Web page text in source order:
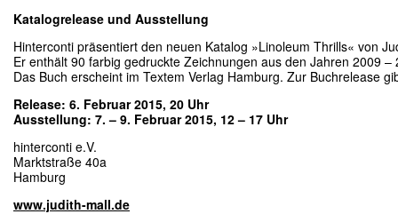
Katalogrelease und Ausstellung
Hinterconti präsentiert den neuen Katalog »Linoleum Thrills« von
Er enthält 90 farbig gedruckte Zeichnungen aus den Jahren 2009
Das Buch erscheint im Textem Verlag Hamburg. Zur Buchrelease
Release: 6. Februar 2015, 20 Uhr
Ausstellung: 7. – 9. Februar 2015, 12 – 17 Uhr
hinterconti e.V.
Marktstraße 40a
Hamburg
www.judith-mall.de